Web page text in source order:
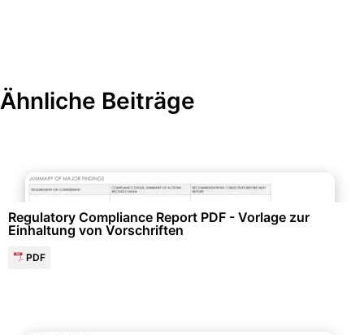
Ähnliche Beiträge
Regulatory Compliance Report PDF - Vorlage zur
Einhaltung von Vorschriften
PDF